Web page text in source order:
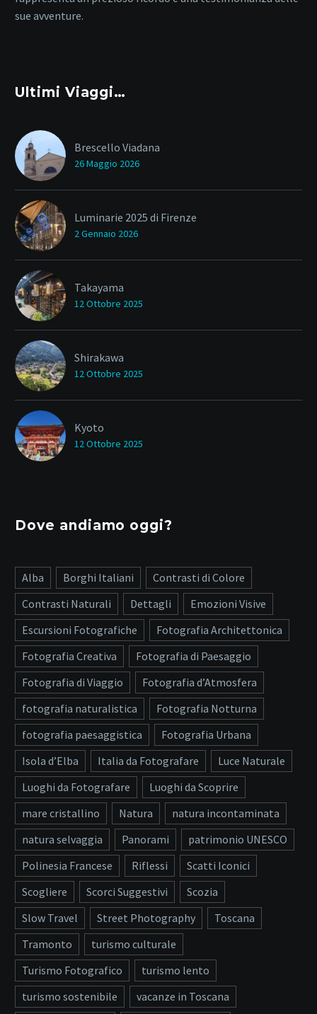
sue avventure.
Ultimi Viaggi…
Brescello Viadana
26 Maggio 2026
Luminarie 2025 di Firenze
2 Gennaio 2026
Takayama
12 Ottobre 2025
Shirakawa
12 Ottobre 2025
Kyoto
12 Ottobre 2025
Dove andiamo oggi?
Alba Borghi Italiani
Contrasti di Colore
Contrasti Naturali
Dettagli
Emozioni Visive
Escursioni Fotografiche
Fotografia Architettonica
Fotografia Creativa
Fotografia di Paesaggio
Fotografia di Viaggio
Fotografia d’Atmosfera
fotografia naturalistica
Fotografia Notturna
fotografia paesaggistica
Fotografia Urbana
Isola d’Elba
Italia da Fotografare
Luce Naturale
Luoghi da Fotografare
Luoghi da Scoprire
mare cristallino
Natura
natura incontaminata
natura selvaggia
Panorami
patrimonio UNESCO
Polinesia Francese
Riflessi
Scatti Iconici
Scogliere
Scorci Suggestivi
Scozia
Slow Travel
Street Photography
Toscana
Tramonto
turismo culturale
Turismo Fotografico
turismo lento
turismo sostenibile
vacanze in Toscana